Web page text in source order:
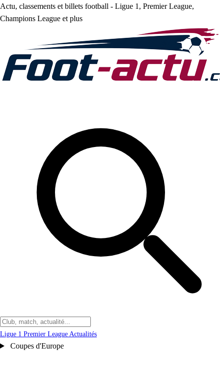
Actu, classements et billets football - Ligue 1, Premier League,
Champions League et plus
Ligue 1 Premier League Actualités
Coupes d'Europe